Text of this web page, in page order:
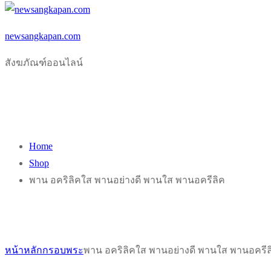
newsangkapan.com
สังฆภัณฑ์ออนไลน์
Home
Shop
พาน อคริลิคใส พานอย่างดี พานใส พานอครีลิค
หน้าหลักกรอบพระพาน อคริลิคใส พานอย่างดี พานใส พานอครี